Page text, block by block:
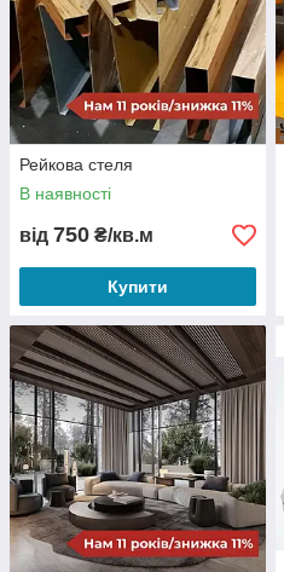
Рейкова стеля
В наявності
від 750 ₴/кв.м
Купити